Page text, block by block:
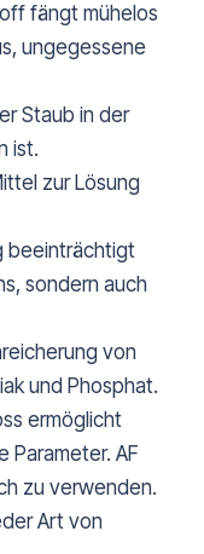
fängt mühelos
ungegessene
Staub in der
ist.
zur Lösung
beeinträchtigt
sondern auch
von
und Phosphat.
ermöglicht
Parameter. AF
zu verwenden.
Art von